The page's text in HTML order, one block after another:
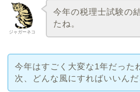
ジャガーネコ
今年の税理士試験の
たね。
今年はすごく大変な1年だった
次、どんな風にすればいいんだ